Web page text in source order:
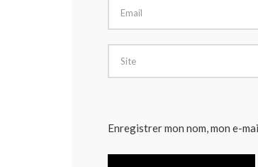
Enregistrer mon nom, mon e-